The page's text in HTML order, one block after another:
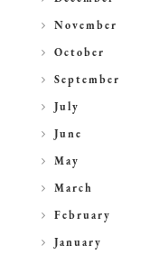
►
November
►
October
►
September
►
July
►
June
►
May
►
March
►
February
►
January